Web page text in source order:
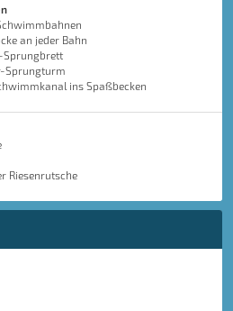
an jeder Bahn
Sprungbrett
Sprungturm
ins Spaßbecken
Riesenrutsche